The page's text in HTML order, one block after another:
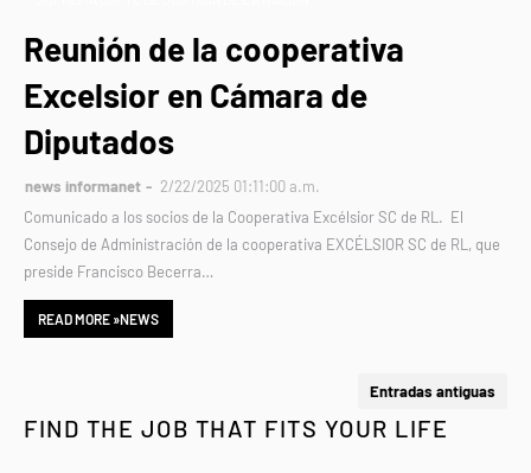
Reunión de la cooperativa
Excelsior en Cámara de
Diputados
news informanet
2/22/2025 01:11:00 a.m.
Comunicado a los socios de la Cooperativa Excélsior SC de RL. El
Consejo de Administración de la cooperativa EXCÉLSIOR SC de RL, que
preside Francisco Becerra…
READ MORE »NEWS
Entradas antiguas
FIND THE JOB THAT FITS YOUR LIFE